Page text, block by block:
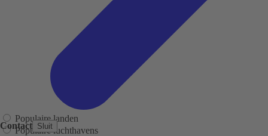
Contact Sluit
Populaire landen
Populaire luchthavens